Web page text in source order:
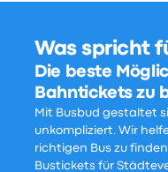
Was spricht
Die beste
Bahntickets zu
Mit Busbud gestaltet
unkompliziert. Wir
richtigen Bus zu
Bustickets für